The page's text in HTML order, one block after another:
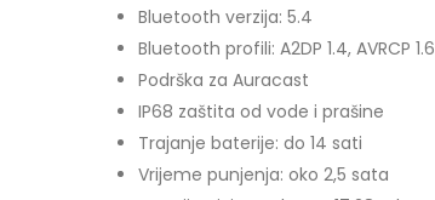
Bluetooth verzija: 5.4
Bluetooth profili: A2DP 1.4, AVRCP 1.6
Podrška za Auracast
IP68 zaštita od vode i prašine
Trajanje baterije: do 14 sati
Vrijeme punjenja: oko 2,5 sata